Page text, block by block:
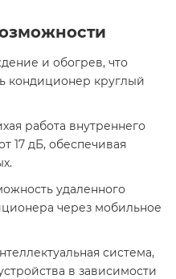
и обогрев, что
кондиционер круглый
работа внутреннего
17 дБ, обеспечивая
удаленного
через мобильное
система,
в зависимости